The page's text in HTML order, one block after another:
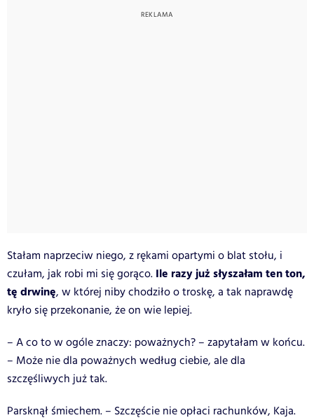
Stałam naprzeciw niego, z rękami opartymi o blat stołu, i
czułam, jak robi mi się gorąco. Ile razy już słyszałam ten ton,
tę drwinę, w której niby chodziło o troskę, a tak naprawdę
kryło się przekonanie, że on wie lepiej.
– A co to w ogóle znaczy: poważnych? – zapytałam w końcu.
– Może nie dla poważnych według ciebie, ale dla
szczęśliwych już tak.
Parsknął śmiechem. – Szczęście nie opłaci rachunków, Kaja.